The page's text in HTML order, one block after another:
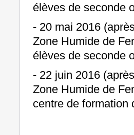
élèves de seconde
- 20 mai 2016
Zone Humide de
élèves de seconde
- 22 juin 2016
Zone Humide de
centre de formation